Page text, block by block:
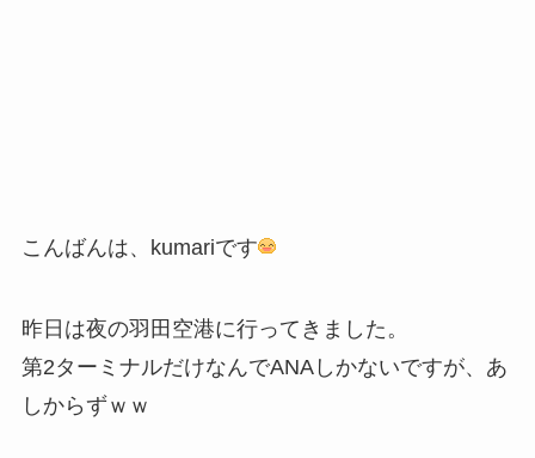
こんばんは、kumariです
昨日は夜の羽田空港に行ってきました。
第2ターミナルだけなんでANAしかないですが、あ
しからずｗｗ